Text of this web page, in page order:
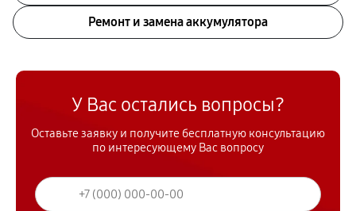
Ремонт и замена аккумулятора
У Вас остались вопросы?
Оставьте заявку и получите бесплатную консультацию
по интересующему Вас вопросу